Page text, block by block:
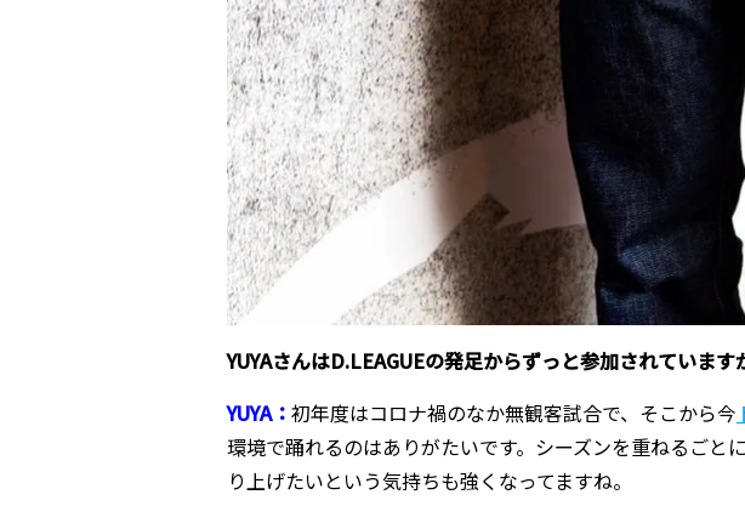
――YUYAさんはD.LEAGUEの発足からずっと参加されていま
YUYA： 初年度はコロナ禍のなか無観客試合で、そこから今
環境で踊れるのはありがたいです。シーズンを重ねるご
り上げたいという気持ちも強くなってますね。